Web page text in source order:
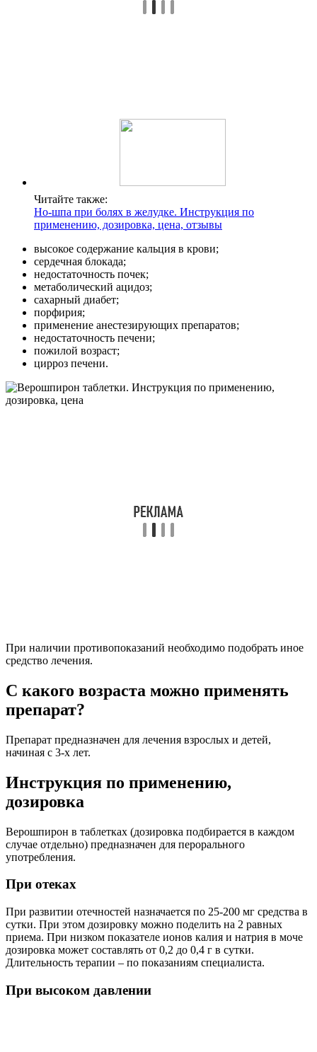
Читайте также:
Но-шпа при болях в желудке. Инструкция по
применению, дозировка, цена, отзывы
высокое содержание кальция в крови;
сердечная блокада;
недостаточность почек;
метаболический ацидоз;
сахарный диабет;
порфирия;
применение анестезирующих препаратов;
недостаточность печени;
пожилой возраст;
цирроз печени.
При наличии противопоказаний необходимо подобрать иное
средство лечения.
С какого возраста можно применять
препарат?
Препарат предназначен для лечения взрослых и детей,
начиная с 3-х лет.
Инструкция по применению,
дозировка
Верошпирон в таблетках (дозировка подбирается в каждом
случае отдельно) предназначен для перорального
употребления.
При отеках
При развитии отечностей назначается по 25-200 мг средства в
сутки. При этом дозировку можно поделить на 2 равных
приема. При низком показателе ионов калия и натрия в моче
дозировка может составлять от 0,2 до 0,4 г в сутки.
Длительность терапии – по показаниям специалиста.
При высоком давлении